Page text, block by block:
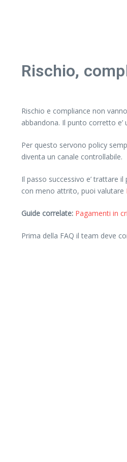
Rischio,
Rischio e compliance non
abbandona. Il punto corretto
Per questo servono policy
diventa un canale controllabile.
Il passo successivo e’ trattare
con meno attrito, puoi valutare
Guide correlate: Pagamenti in
Prima della FAQ il team deve